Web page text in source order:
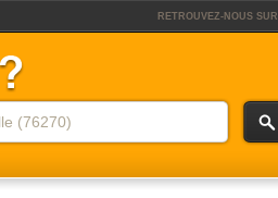
RETROUVEZ-NOUS SUR